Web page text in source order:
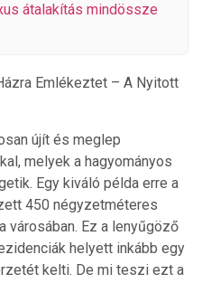
átalakítás mindössze
Emlékeztet – A Nyitott
újít és meglep
melyek a hagyományos
Egy kiváló példa erre a
450 négyzetméteres
városában. Ez a lenyűgöző
helyett inkább egy
kelti. De mi teszi ezt a